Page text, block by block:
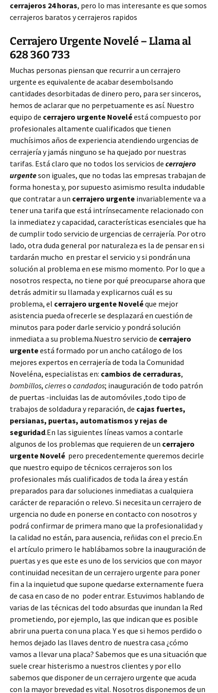
cerrajeros 24 horas, pero lo mas interesante es que somos
cerrajeros baratos y cerrajeros rapidos
Cerrajero Urgente Novelé – Llama al
628 360 733
Muchas personas piensan que recurrir a un cerrajero
urgente es equivalente de acabar desembolsando
cantidades desorbitadas de dinero pero, para ser sinceros,
hemos de aclarar que no perpetuamente es así. Nuestro
equipo de cerrajero urgente Noveléestá compuesto por
profesionales altamente cualificados que tienen
muchísimos años de experiencia atendiendo urgencias de
cerrajería y jamás ninguno se ha quejado por nuestras
tarifas. Está claro que no todos los servicios de cerrajero
urgenteson iguales, que no todas las empresas trabajan de
forma honesta y, por supuesto asimismo resulta indudable
que contratar a un cerrajero urgente invariablemente va a
tener una tarifa que está intrínsecamente relacionado con
la inmediatez y capacidad, características esenciales que ha
de cumplir todo servicio de urgencias de cerrajería. Por otro
lado, otra duda general por naturaleza es la de pensar en si
tardarán mucho en prestar el servicio y si pondrán una
solución al problema en ese mismo momento. Por lo que a
nosotros respecta, no tiene por qué preocuparse ahora que
detrás admitir su llamada y explicarnos cuál es su
problema, el cerrajero urgente Noveléque mejor
asistencia pueda ofrecerle se desplazará en cuestión de
minutos para poder darle servicio y pondrá solución
inmediata a su problema.Nuestro servicio de cerrajero
urgenteestá formado por un ancho catálogo de los
mejores expertos en cerrajería de toda la Comunidad
Noveléna, especialistas en: cambios de cerraduras,
bombillos, cierreso candados; inauguración de todo patrón
de puertas -incluidas las de automóviles ,todo tipo de
trabajos de soldadura y reparación, de cajas fuertes,
persianas, puertas, automatismos y rejas de
seguridad.En las siguientes líneas vamos a contarle
algunos de los problemas que requieren de un cerrajero
urgente Novelé pero precedentemente queremos decirle
que nuestro equipo de técnicos cerrajeros son los
profesionales más cualificados de toda la área y están
preparados para dar soluciones inmediatas a cualquiera
carácter de reparación o relevo. Si necesita un cerrajero de
urgencia no dude en ponerse en contacto con nosotros y
podrá confirmar de primera mano que la profesionalidad y
la calidad no están, para ausencia, reñidas con el precio.En
el artículo primero le hablábamos sobre la inauguración de
puertas y es que este es uno de los servicios que con mayor
continuidad necesitan de un cerrajero urgente para poner
fin a la inquietud que supone quedarse externamente fuera
de casa en caso de no poder entrar. Estuvimos hablando de
varias de las técnicas del todo absurdas que inundan la Red
prometiendo, por ejemplo, las que indican que es posible
abrir una puerta con una placa. Y es que si hemos perdido o
hemos dejado las llaves dentro de nuestra casa ¿cómo
vamos a llevar una placa? Sabemos que es una situación que
suele crear histerismo a nuestros clientes y por ello
sabemos que disponer de un cerrajero urgente que acuda
con la mayor brevedad es vital. Nosotros disponemos de un